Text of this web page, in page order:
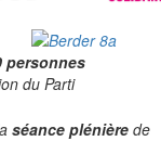
personnes
du Parti
séance plénière de